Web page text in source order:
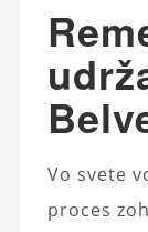
Vo svete
proces